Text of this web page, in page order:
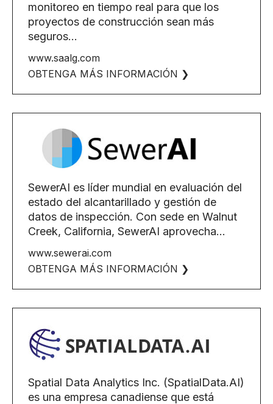
monitoreo en tiempo real para que los
proyectos de construcción sean más
seguros...
www.saalg.com
OBTENGA MÁS INFORMACIÓN ❯
SewerAI es líder mundial en evaluación del
estado del alcantarillado y gestión de
datos de inspección. Con sede en Walnut
Creek, California, SewerAI aprovecha...
www.sewerai.com
OBTENGA MÁS INFORMACIÓN ❯
Spatial Data Analytics Inc. (SpatialData.AI)
es una empresa canadiense que está